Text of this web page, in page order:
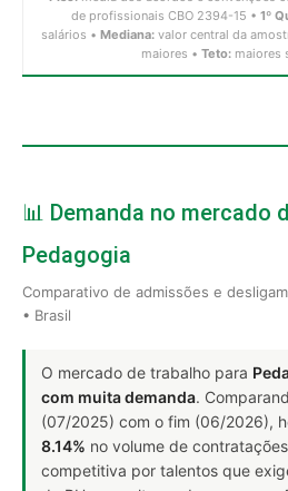
de profissionais CBO 2394-15 • 1º
salários • Mediana: valor central da
maiores • Teto: maiores
📊 Demanda no mercado
Pedagogia
Comparativo de admissões e
• Brasil
O mercado de trabalho para
com muita demanda.
(07/2025) com o fim (06/2026),
8.14% no volume de
competitiva por talentos que